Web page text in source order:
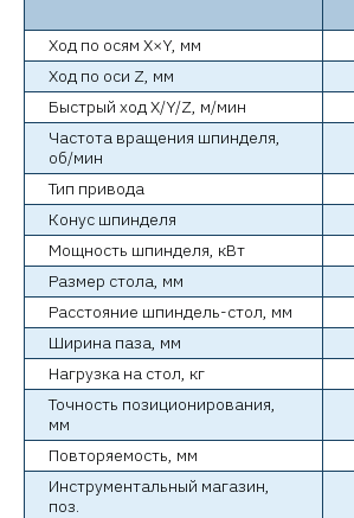
Ход по осям X×Y, мм
Ход по оси Z, мм
Быстрый ход X/Y/Z, м/мин
Частота вращения шпинделя,
об/мин
Тип привода
Конус шпинделя
Мощность шпинделя, кВт
Размер стола, мм
Расстояние шпиндель-стол, мм
Ширина паза, мм
Нагрузка на стол, кг
Точность позиционирования,
мм
Повторяемость, мм
Инструментальный магазин,
поз.